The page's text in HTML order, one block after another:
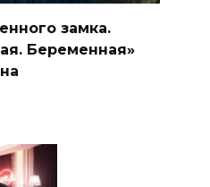
замка.
Беременная»